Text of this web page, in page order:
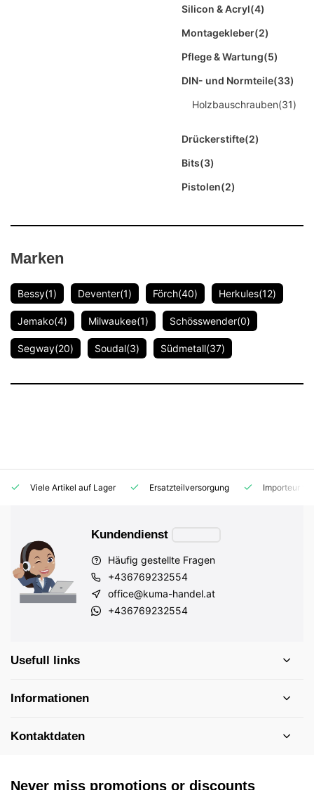
Silicon & Acryl(4)
Montagekleber(2)
Pflege & Wartung(5)
DIN- und Normteile(33)
Holzbauschrauben(31)
Drückerstifte(2)
Bits(3)
Pistolen(2)
Marken
Bessy(1) Deventer(1) Förch(40) Herkules(12)
Jemako(4) Milwaukee(1) Schösswender(0)
Segway(20) Soudal(3) Südmetall(37)
Viele Artikel auf Lager Ersatzteilversorgung Importeur
Kundendienst
Häufig gestellte Fragen
+436769232554
office@kuma-handel.at
+436769232554
Usefull links
Informationen
Kontaktdaten
Never miss promotions or discounts